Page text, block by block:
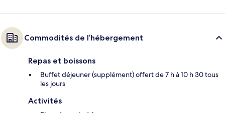
Commodités de l’hébergement
Repas et boissons
Buffet déjeuner (supplément) offert de 7 h à 10 h 30 tous
les jours
Activités